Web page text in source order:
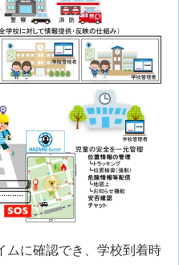
ムに確認でき、学校到着時